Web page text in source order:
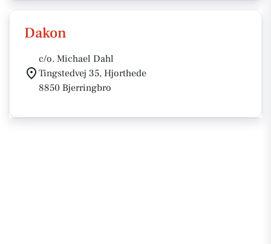
Dakon
c/o. Michael Dahl
Tingstedvej 35, Hjorthede
8850 Bjerringbro